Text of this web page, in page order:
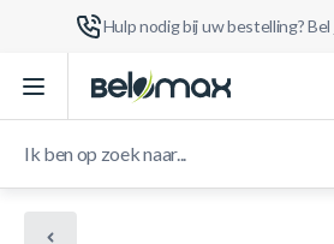
Hulp nodig bij uw bestelling? Bel
Ga naar de inhoud